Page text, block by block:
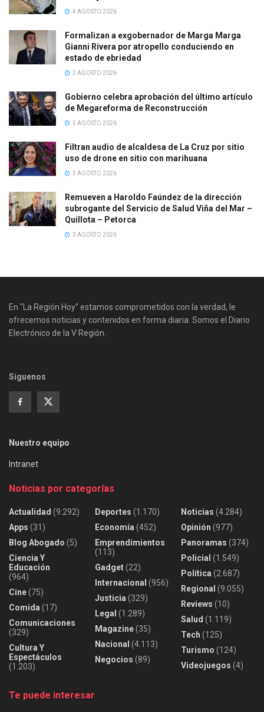
4 AGOSTO 2026
Formalizan a exgobernador de Marga Marga
Gianni Rivera por atropello conduciendo en
estado de ebriedad
2 AGOSTO 2026
Gobierno celebra aprobación del último artículo
de Megareforma de Reconstrucción
5 AGOSTO 2026
Filtran audio de alcaldesa de La Cruz por sitio
uso de drone en sitio con marihuana
5 AGOSTO 2026
Remueven a Haroldo Faúndez de la dirección
subrogante del Servicio de Salud Viña del Mar –
Quillota – Petorca
3 AGOSTO 2026
En "La Región Hoy" estamos comprometidos con la verdad, le
ofrecemos noticias y contenidos en forma diaria. Somos el Diario
Electrónico de la V Región.
Siguenos
Nuestro equipo
Intranet
Noticias por categorías
Actualidad (9.292)
Apps (31)
Blog Abogado (5)
Ciencia Y
Educación
(964)
Cine(75)
Comida (17)
Comunicaciones
(329)
Cultura Y
Espectáculos
(1.203)
Deportes (1.170)
Economía (452)
Emprendimientos
(113)
Gadget(22)
Internacional (956)
Justicia (329)
Legal (1.289)
Magazine(35)
Nacional (4.113)
Negocios (89)
Noticias (4.284)
Opinión (977)
Panoramas (374)
Policial (1.549)
Política (2.687)
Regional (9.055)
Reviews (10)
Salud (1.119)
Tech (125)
Turismo (124)
Videojuegos (4)
Te puede interesar